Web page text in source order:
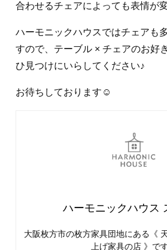
合わせるチェアによっても表情が
ハーモニックハウスではチェアも
すので、テーブル × チェアのお好
ひ見つけにいらしてください♪
お待ちしております☺
ハーモニックハウス
大阪枚方市の枚方家具団地にある《
上げ家具の店 》です